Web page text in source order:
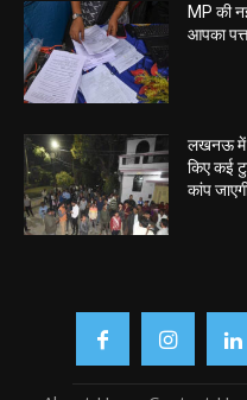
MP की
आपका
लखनऊ में
किए कई
कांप